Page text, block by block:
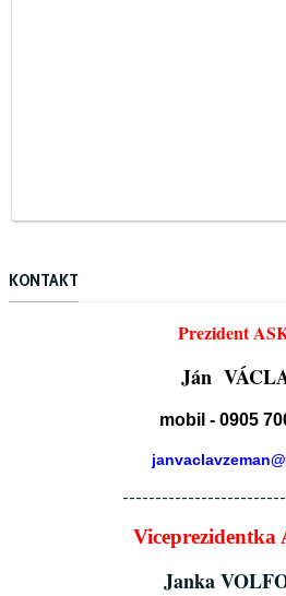
KONTAKT
Prezident
Ján
mobil - 0905
Viceprezidentka
Janka